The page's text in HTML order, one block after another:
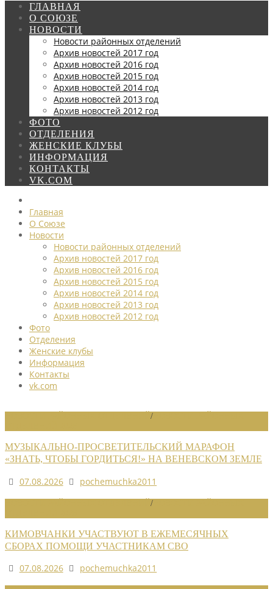
ГЛАВНАЯ
О СОЮЗЕ
НОВОСТИ
Новости районных отделений
Архив новостей 2017 год
Архив новостей 2016 год
Архив новостей 2015 год
Архив новостей 2014 год
Архив новостей 2013 год
Архив новостей 2012 год
ФОТО
ОТДЕЛЕНИЯ
ЖЕНСКИЕ КЛУБЫ
ИНФОРМАЦИЯ
КОНТАКТЫ
VK.COM
Главная
О Союзе
Новости
Новости районных отделений
Архив новостей 2017 год
Архив новостей 2016 год
Архив новостей 2015 год
Архив новостей 2014 год
Архив новостей 2013 год
Архив новостей 2012 год
Фото
Отделения
Женские клубы
Информация
Контакты
vk.com
/
МУЗЫКАЛЬНО-ПРОСВЕТИТЕЛЬСКИЙ МАРАФОН
«ЗНАТЬ, ЧТОБЫ ГОРДИТЬСЯ!» НА ВЕНЕВСКОМ ЗЕМЛЕ
07.08.2026
pochemuchka2011
/
КИМОВЧАНКИ УЧАСТВУЮТ В ЕЖЕМЕСЯЧНЫХ
СБОРАХ ПОМОЩИ УЧАСТНИКАМ СВО
07.08.2026
pochemuchka2011